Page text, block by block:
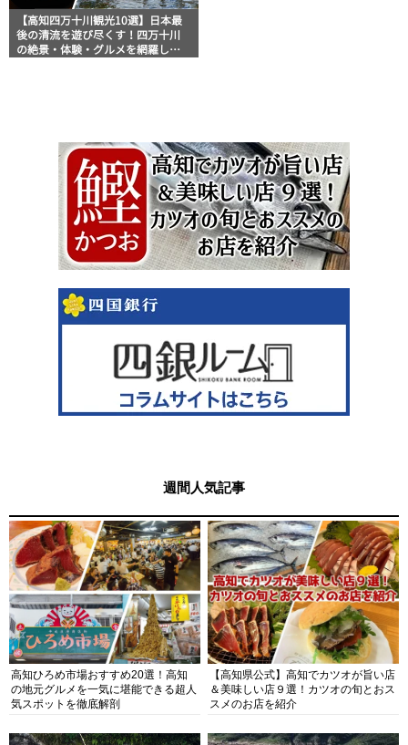
【高知四万十川観光10選】日本最
後の清流を遊び尽くす！四万十川
の絶景・体験・グルメを網羅した
週間人気記事
高知ひろめ市場おすすめ20選！高知
の地元グルメを一気に堪能できる超人
気スポットを徹底解剖
【高知県公式】高知でカツオが旨い店
＆美味しい店９選！カツオの旬とおス
スメのお店を紹介